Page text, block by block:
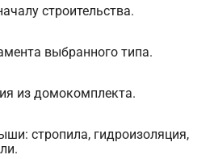
строительства.
выбранного типа.
из домокомплекта.
стропила, гидроизоляция,